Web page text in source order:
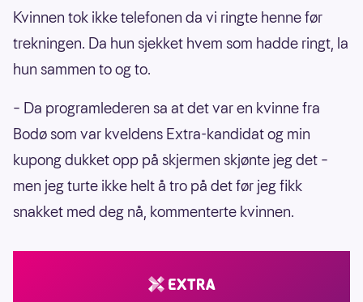
Kvinnen tok ikke telefonen da vi ringte henne før
trekningen. Da hun sjekket hvem som hadde ringt, la
hun sammen to og to.
– Da programlederen sa at det var en kvinne fra
Bodø som var kveldens Extra-kandidat og min
kupong dukket opp på skjermen skjønte jeg det –
men jeg turte ikke helt å tro på det før jeg fikk
snakket med deg nå, kommenterte kvinnen.